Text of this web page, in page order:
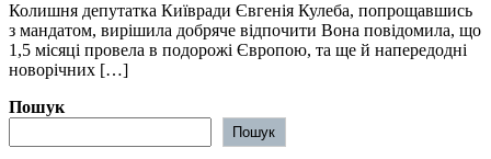
Колишня депутатка Київради Євгенія Кулеба, попрощавшись
з мандатом, вирішила добряче відпочити Вона повідомила, що
1,5 місяці провела в подорожі Європою, та ще й напередодні
новорічних […]
Пошук
Пошук